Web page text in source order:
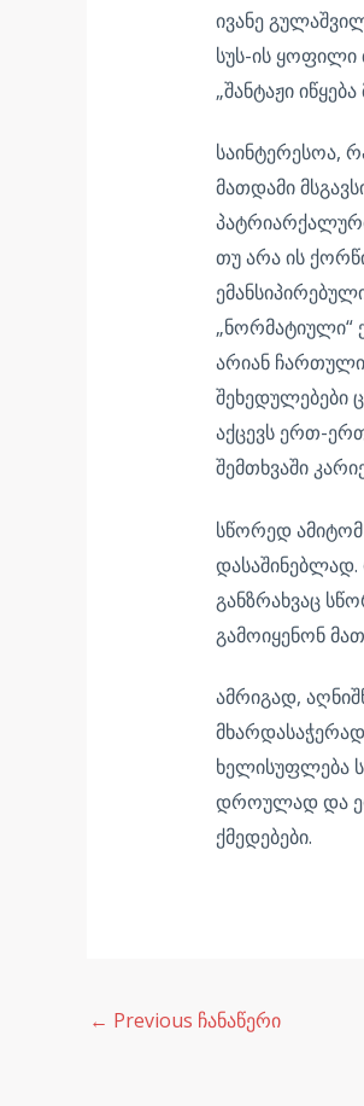
ივანე
სუს-ის ყოფილი
„შანტაჟი
საინტერესოა,
მათდამი
თუ არა ის
„ნორმატიული“
არიან ჩართული
შეხედულებები
აქცევს ერთ-
შემთხვაში
სწორედ
განზრახვაც
გამოიყენონ
ამრიგად,
ხელისუფლება
დროულად და
ქმედებები.
← Previous ჩანაწერი